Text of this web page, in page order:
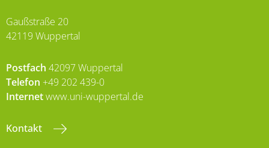
Gaußstraße 20
42119 Wuppertal
Postfach 42097 Wuppertal
Telefon +49 202 439-0
Internetwww.uni-wuppertal.de
Kontakt